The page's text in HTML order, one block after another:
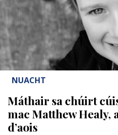
NUACHT
Máthair sa chúirt
mac Matthew Healy,
d’aois